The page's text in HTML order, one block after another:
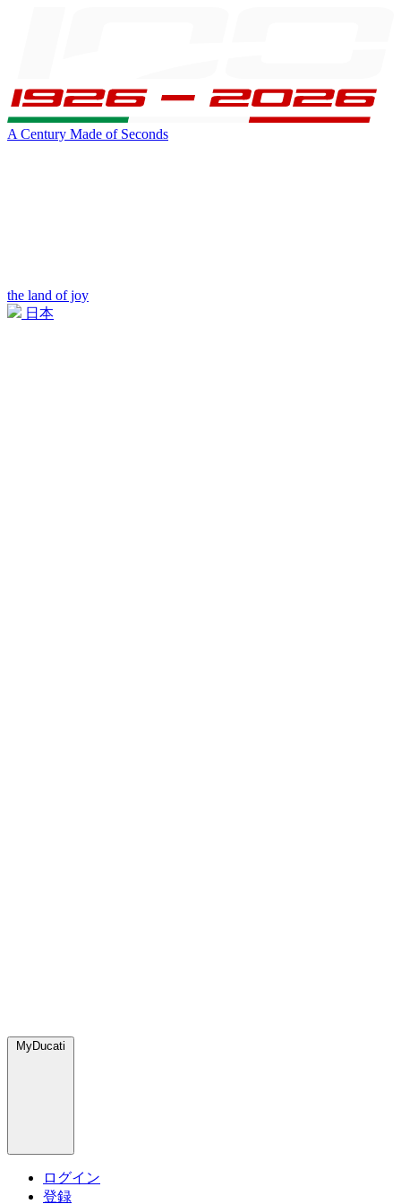
A Century Made of Seconds
the land of joy
日本
MyDucati
ログイン
登録